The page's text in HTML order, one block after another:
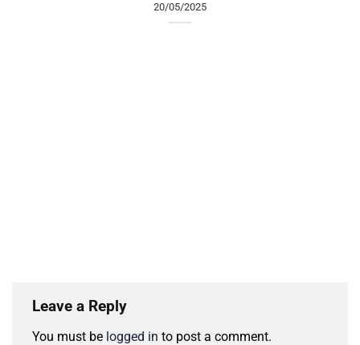
20/05/2025
Leave a Reply
You must be logged in to post a comment.